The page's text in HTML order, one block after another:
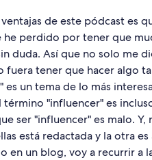
de este pódcast es
he perdido por tener que
duda. Así que no solo me
fuera tener que hacer algo
un tema de lo más
"influencer" es
ser "influencer" es malo. Y,
está redactada y la otra
en un blog, voy a recurrir a